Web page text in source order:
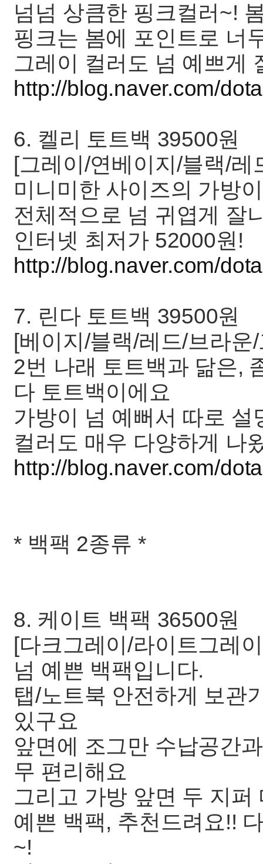
넘넘 상큼한 핑크컬러~!
핑크는 봄에 포인트로 너
그레이 컬러도 넘 예쁘게
http://blog.naver.com/
6. 켈리 토트백 39500원
[그레이/연베이지/블랙/레
미니미한 사이즈의 가방
전체적으로 넘 귀엽게 잘
인터넷 최저가 52000원!
http://blog.naver.com/
7. 린다 토트백 39500원
[베이지/블랙/레드/브라운
2번 나래 토트백과 닮은,
다 토트백이에요
가방이 넘 예뻐서 따로
컬러도 매우 다양하게 나
http://blog.naver.com/
* 백팩 2종류 *
8. 케이트 백팩 36500원
[다크그레이/라이트그레
넘 예쁜 백팩입니다.
탭/노트북 안전하게 보관
있구요
앞면에 조그만 수납공간
무 편리해요
그리고 가방 앞면 두 지
예쁜 백팩, 추천드려요!!
~!